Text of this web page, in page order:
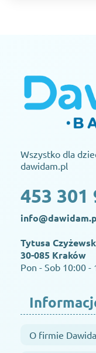
Wszystko dla
dawidam.pl
453 301
Tytusa
30-085 Kraków
Pon - Sob 10:00 -
O firmie